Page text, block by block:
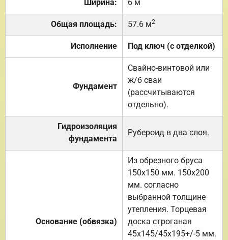
Ширина: 6 м
Общая площадь: 57.6 м2
Исполнение Под ключ (с отделкой)
Фундамент
Свайно-винтовой или
ж/б сваи
(рассчитываются
отдельно).
Гидроизоляция
фундамента
Рубероид в два слоя.
Основание (обвязка)
Из обрезного бруса
150х150 мм. 150х200
мм. согласно
выбранной толщине
утепления. Торцевая
доска строганая
45х145/45х195+/-5 мм.